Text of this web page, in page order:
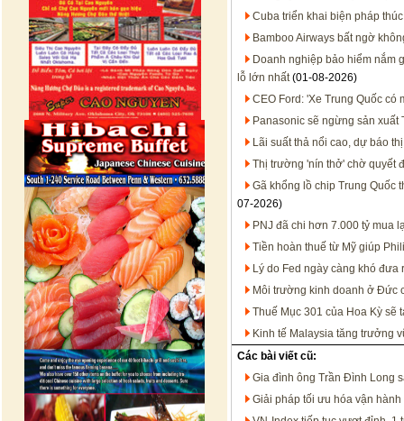
Cuba triển khai biện pháp
Bamboo Airways bất ngờ
Doanh nghiệp bảo hiểm nắm
lỗ lớn nhất(01-08-2026)
CEO Ford: 'Xe Trung Quốc có
Panasonic sẽ ngừng sản xuất
Lãi suất thả nổi cao, dự báo
Thị trường 'nín thở' chờ quyết
Gã khổng lồ chip Trung Quốc
07-2026)
PNJ đã chi hơn 7.000 tỷ mua
Tiền hoàn thuế từ Mỹ giúp
Lý do Fed ngày càng khó đưa
Môi trường kinh doanh ở Đức
Thuế Mục 301 của Hoa Kỳ sẽ
Kinh tế Malaysia tăng trưởng
Các bài viết cũ:
Gia đình ông Trần Đình Long
Giải pháp tối ưu hóa vận